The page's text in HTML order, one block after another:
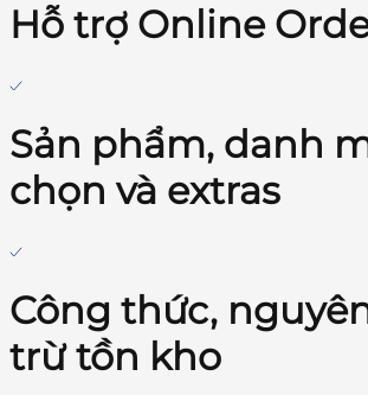
Hỗ trợ Online
Sản phẩm, danh
chọn và extras
Công thức,
trừ tồn kho